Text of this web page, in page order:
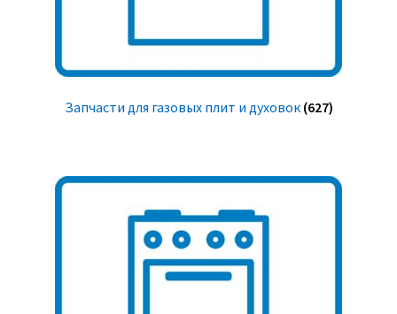
Запчасти для газовых плит и духовок (627)